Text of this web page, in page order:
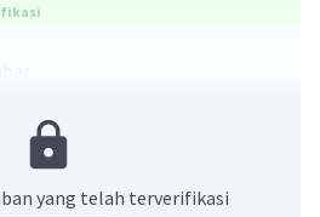
yang telah terverifikasi